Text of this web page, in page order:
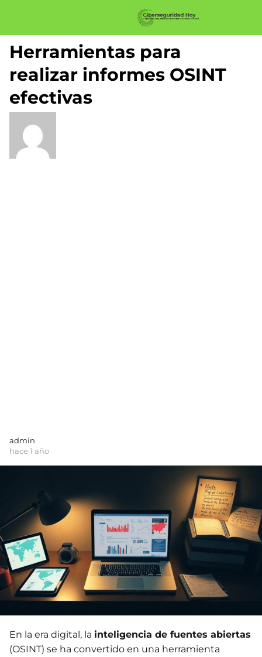
Herramientas para
realizar informes OSINT
efectivas
admin
hace 1 año
En la era digital, la inteligencia de fuentes abiertas
(OSINT) se ha convertido en una herramienta